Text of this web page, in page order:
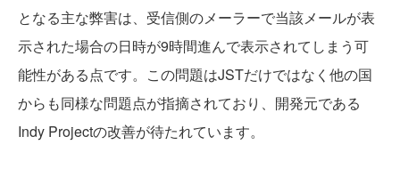
となる主な弊害は、受信側のメーラーで当該メールが表
示された場合の日時が9時間進んで表示されてしまう可
能性がある点です。この問題はJSTだけではなく他の国
からも同様な問題点が指摘されており、開発元である
Indy Projectの改善が待たれています。